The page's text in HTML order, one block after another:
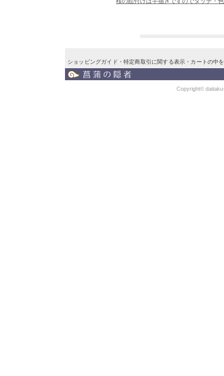
ショッピングガイド ・特定商取引に関する表示 ・ カートの中
Copyright©